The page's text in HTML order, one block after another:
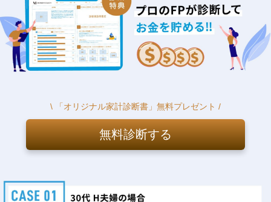
\ 「オリジナル家計診断書」無料プレゼント /
無料診断する